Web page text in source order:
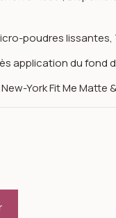
poudres
application du
York Fit Me Matte